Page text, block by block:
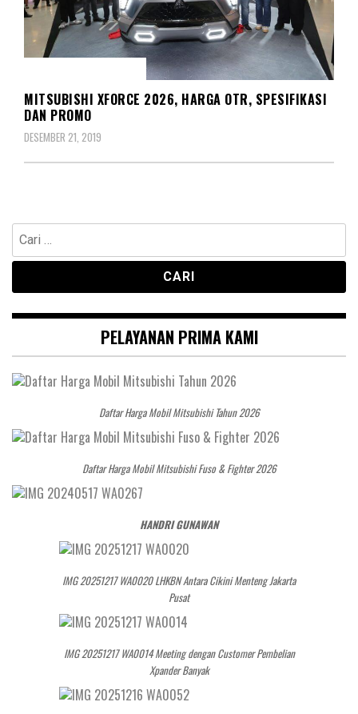
MITSUBISHI XFORCE 2026, HARGA OTR, SPESIFIKASI
DAN PROMO
DESEMBER 21, 2019
Cari
untuk:
PELAYANAN PRIMA KAMI
Daftar Harga Mobil Mitsubishi Tahun 2026
Daftar Harga Mobil Mitsubishi Fuso & Fighter 2026
HANDRI GUNAWAN
IMG 20251217 WA0020 LHKBN Antara Cikini Menteng Jakarta
Pusat
IMG 20251217 WA0014 Meeting dengan Customer Pembelian
Xpander Banyak